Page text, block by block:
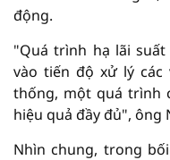
động.
"Quá trình hạ lãi
vào tiến độ xử lý các
thống, một quá trình
hiệu quả đầy đủ", ông
Nhìn chung, trong